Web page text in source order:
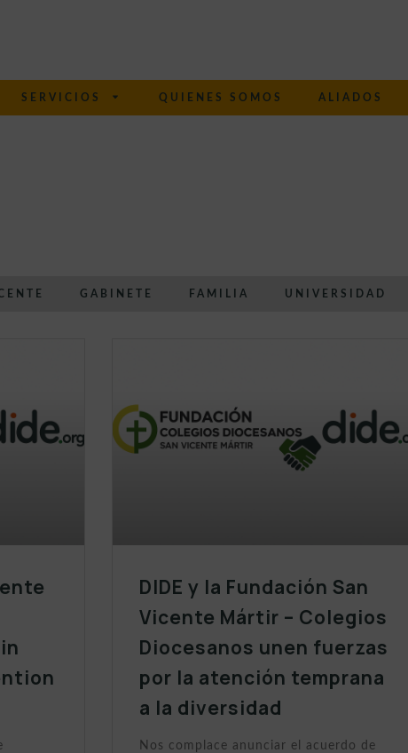
SERVICIOS QUIENES SOMOS ALIADOS
GABINETE FAMILIA UNIVERSIDAD
DIDE y la Fundación San
Vicente Mártir – Colegios
Diocesanos unen fuerzas
por la atención temprana
a la diversidad
Nos complace anunciar el acuerdo de